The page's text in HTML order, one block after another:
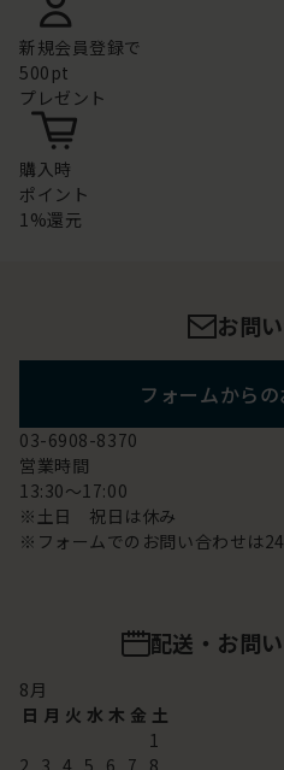
新規会員登録で
500pt
プレゼント
購入時
ポイント
1%還元
お問
フォームから
03-6908-8370
営業時間
13:30～17:00
※土日 祝日は休み
※フォームでのお問い合わせは24
配送・お問
8月
日 月 火 水 木 金 土
1